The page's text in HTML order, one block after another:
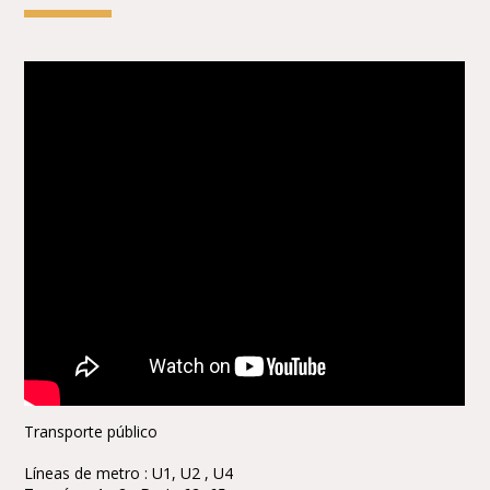
Transporte público
Líneas de metro : U1, U2 , U4